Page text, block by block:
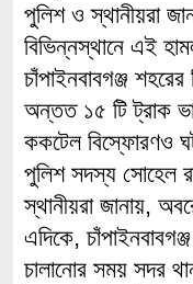
পুলিশ ও স্থানীয়রা
বিভিন্নস্থানে এই
চাঁপাইনবাবগঞ্জ
অন্তত ১৫ টি ট্রাক
ককটেল বিস্ফোরণও
পুলিশ সদস্য সোহেল
স্থানীয়রা জানায়,
এদিকে,
চালানোর সময় সদর